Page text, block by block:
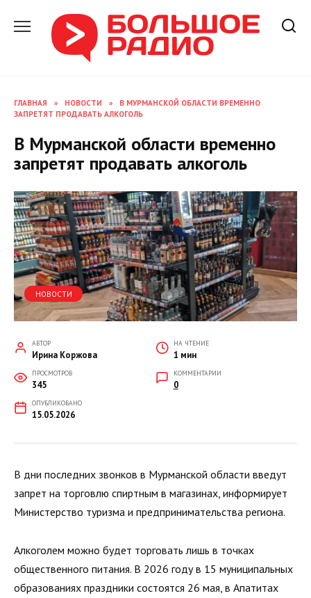
содержанию
ГЛАВНАЯ » НОВОСТИ »
В МУРМАНСКОЙ ОБЛАСТИ ВРЕМЕННО
ЗАПРЕТЯТ ПРОДАВАТЬ АЛКОГОЛЬ
В Мурманской области временно
запретят продавать алкоголь
НОВОСТИ
АВТОР
Ирина Коржова
НА ЧТЕНИЕ
1 мин
ПРОСМОТРОВ
345
КОММЕНТАРИИ
0
ОПУБЛИКОВАНО
15.05.2026
В дни последних звонков в Мурманской области введут
запрет на торговлю спиртным в магазинах, информирует
Министерство туризма и предпринимательства региона.
Алкоголем можно будет торговать лишь в точках
общественного питания. В 2026 году в 15 муниципальных
образованиях праздники состоятся 26 мая, в Апатитах